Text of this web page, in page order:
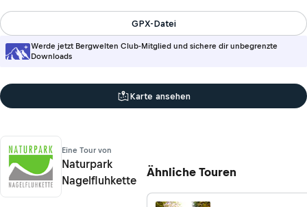
Werde jetzt Bergwelten Club-Mitglied und sichere dir unbegrenzte
Downloads
GPX-Datei
Karte ansehen
Eine Tour von
Naturpark
Nagelfluhkette
Ähnliche Touren